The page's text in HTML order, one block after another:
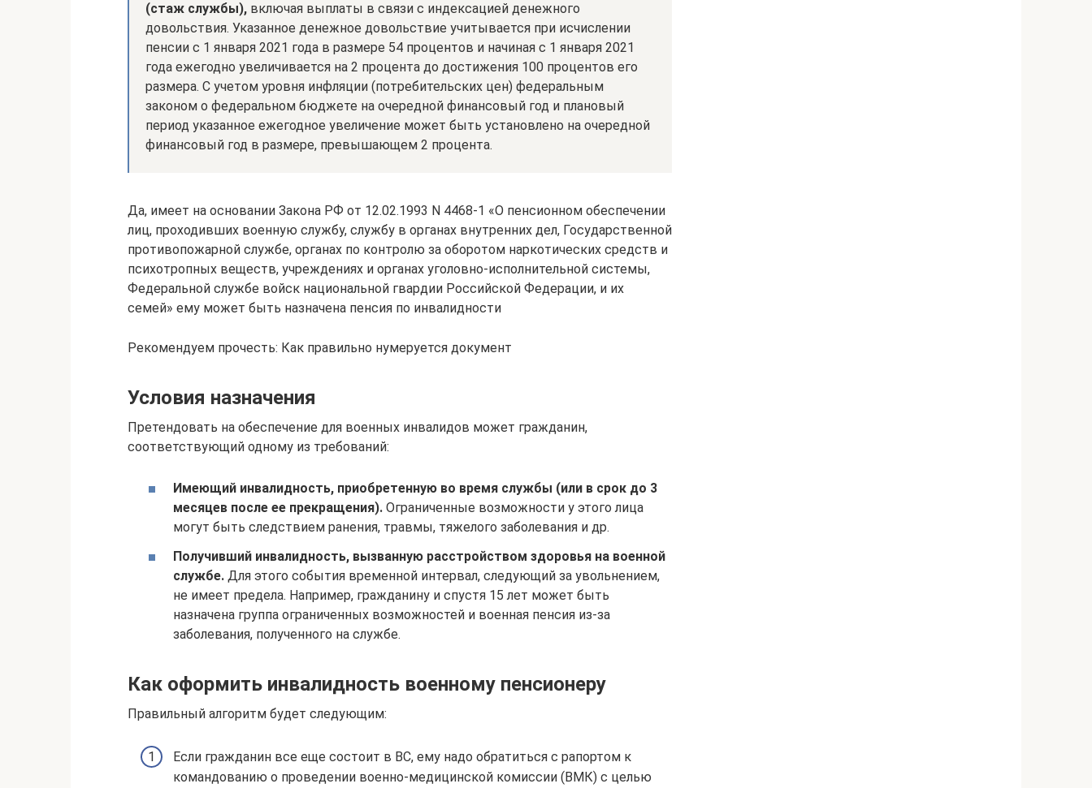
(стаж службы), включая выплаты в связи с индексацией денежного
довольствия. Указанное денежное довольствие учитывается при исчислении
пенсии с 1 января 2021 года в размере 54 процентов и начиная с 1 января 2021
года ежегодно увеличивается на 2 процента до достижения 100 процентов его
размера. С учетом уровня инфляции (потребительских цен) федеральным
законом о федеральном бюджете на очередной финансовый год и плановый
период указанное ежегодное увеличение может быть установлено на очередной
финансовый год в размере, превышающем 2 процента.
Да, имеет на основании Закона РФ от 12.02.1993 N 4468-1 «О пенсионном обеспечении
лиц, проходивших военную службу, службу в органах внутренних дел, Государственной
противопожарной службе, органах по контролю за оборотом наркотических средств и
психотропных веществ, учреждениях и органах уголовно-исполнительной системы,
Федеральной службе войск национальной гвардии Российской Федерации, и их
семей» ему может быть назначена пенсия по инвалидности
Рекомендуем прочесть: Как правильно нумеруется документ
Условия назначения
Претендовать на обеспечение для военных инвалидов может гражданин,
соответствующий одному из требований:
Имеющий инвалидность, приобретенную во время службы (или в срок до 3
месяцев после ее прекращения). Ограниченные возможности у этого лица
могут быть следствием ранения, травмы, тяжелого заболевания и др.
Получивший инвалидность, вызванную расстройством здоровья на военной
службе. Для этого события временной интервал, следующий за увольнением,
не имеет предела. Например, гражданину и спустя 15 лет может быть
назначена группа ограниченных возможностей и военная пенсия из-за
заболевания, полученного на службе.
Как оформить инвалидность военному пенсионеру
Правильный алгоритм будет следующим:
Если гражданин все еще состоит в ВС, ему надо обратиться с рапортом к
командованию о проведении военно-медицинской комиссии (ВМК) с целью